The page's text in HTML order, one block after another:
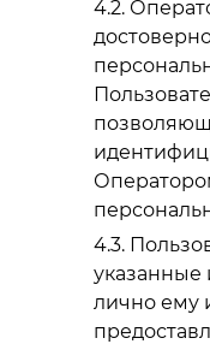
лично ему